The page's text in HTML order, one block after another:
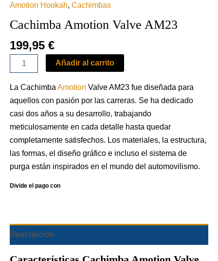
Amotion Hookah, Cachimbas
Cachimba Amotion Valve AM23
199,95 €
Añadir al carrito
La Cachimba Amotion Valve AM23 fue diseñada para
aquellos con pasión por las carreras. Se ha dedicado
casi dos años a su desarrollo, trabajando
meticulosamente en cada detalle hasta quedar
completamente satisfechos. Los materiales, la estructura,
las formas, el diseño gráfico e incluso el sistema de
purga están inspirados en el mundo del automovilismo.
Descripción